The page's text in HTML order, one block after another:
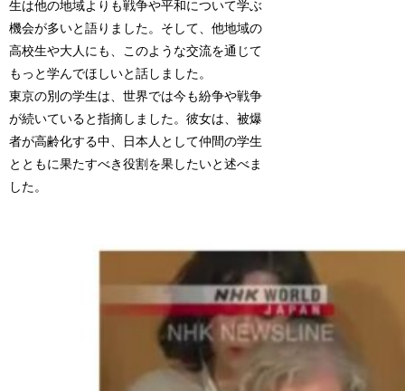
生は他の地域よりも戦争や平和について学ぶ
機会が多いと語りました。そして、他地域の
高校生や大人にも、このような交流を通じて
もっと学んでほしいと話しました。
東京の別の学生は、世界では今も紛争や戦争
が続いていると指摘しました。彼女は、被爆
者が高齢化する中、日本人として仲間の学生
とともに果たすべき役割を果したいと述べま
した。